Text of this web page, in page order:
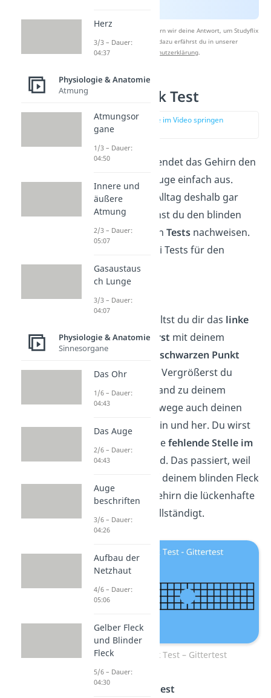
Nach Beantwortung speichern wir deine Antwort, um Studyflix
zu verbessern. Mehr dazu erfährst du in unserer
Datenschutzerklärung
Blinder Fleck Test
zur Stelle im Video springen
Normalerweise blendet das Gehirn den
blinden Fleck im Auge einfach aus.
Obwohl er dir im Alltag deshalb gar
nicht auffällt, kannst du den blinden
Fleck mit einfachen Tests nachweisen.
Wir zeigen dir zwei Tests für den
blinden Fleck:
Bei diesem Test hältst du dir das linke
Auge zuundfixierst mit deinem
rechten Auge den schwarzen Punkt
neben dem Gitter. Vergrößerst du
langsam den Abstand zu deinem
Bildschirm und bewege auch deinen
Kopf in bisschen hin und her. Du wirst
feststellen, dass diefehlende Stelle im
Gitter ergänzt
wird. Das passiert, weil
die leere Stelle auf deinem blinden Fleck
landet und dein Gehirn die lückenhafte
Information vervollständigt.
Blinder Fleck Test – Gittertest
Punkt- und Kreuztest
Herz
3/3 – Dauer:
04:37
Physiologie & Anatomie
Atmung
Atmungsor
gane
1/3 – Dauer:
04:50
Innere und
äußere
Atmung
2/3 – Dauer:
05:07
Gasaustaus
ch Lunge
3/3 – Dauer:
04:07
Physiologie & Anatomie
Sinnesorgane
Das Ohr
1/6 – Dauer:
04:43
Das Auge
2/6 – Dauer:
04:43
Auge
beschriften
3/6 – Dauer:
04:26
Aufbau der
Netzhaut
4/6 – Dauer:
05:06
Gelber Fleck
und Blinder
Fleck
5/6 – Dauer:
04:30